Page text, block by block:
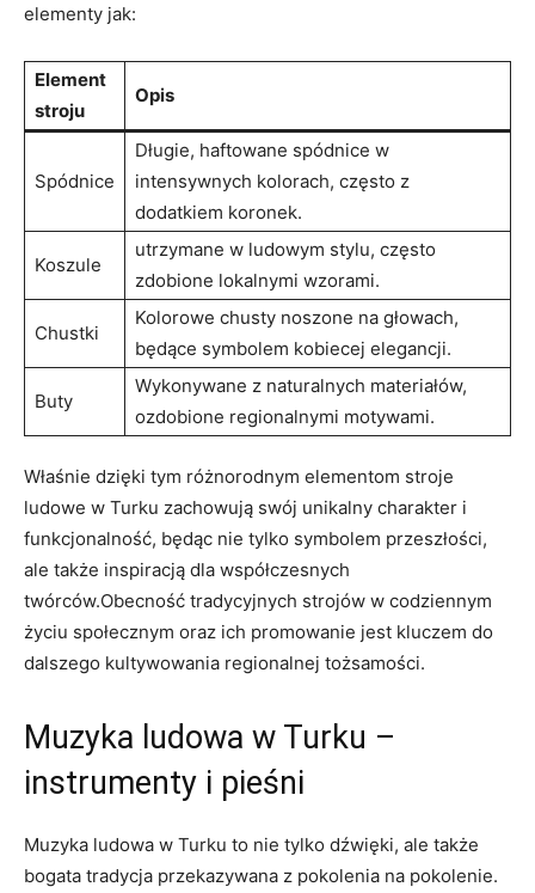
elementy jak:
Element
stroju
Opis
Spódnice
Długie, haftowane spódnice w
intensywnych kolorach, często z
dodatkiem koronek.
Koszule
utrzymane w ludowym stylu, często
zdobione lokalnymi wzorami.
Chustki
Kolorowe chusty noszone na głowach,
będące symbolem kobiecej elegancji.
Buty
Wykonywane z naturalnych materiałów,
ozdobione regionalnymi motywami.
Właśnie dzięki tym różnorodnym elementom stroje
ludowe w Turku zachowują swój unikalny charakter i
funkcjonalność, będąc nie tylko symbolem przeszłości,
ale także inspiracją dla współczesnych
twórców.Obecność tradycyjnych strojów w codziennym
życiu społecznym oraz ich promowanie jest kluczem do
dalszego kultywowania regionalnej tożsamości.
Muzyka ludowa w Turku –
instrumenty i pieśni
Muzyka ludowa w Turku to nie tylko dźwięki, ale także
bogata tradycja przekazywana z pokolenia na pokolenie.